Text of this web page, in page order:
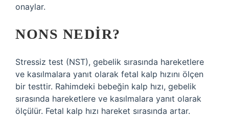
onaylar.
NONS NEDIR?
Stressiz test (NST), gebelik sırasında hareketlere
ve kasılmalara yanıt olarak fetal kalp hızını ölçen
bir testtir. Rahimdeki bebeğin kalp hızı, gebelik
sırasında hareketlere ve kasılmalara yanıt olarak
ölçülür. Fetal kalp hızı hareket sırasında artar.